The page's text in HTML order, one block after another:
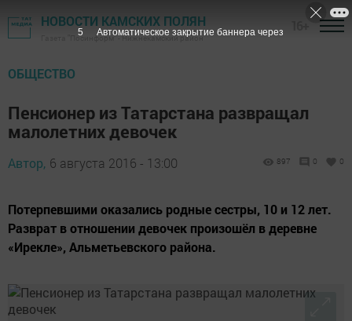
НОВОСТИ КАМСКИХ ПОЛЯН
Газета "Посинформ" - Нижнекамский район
ОБЩЕСТВО
Пенсионер из Татарстана развращал
малолетних девочек
Автор, 6 августа 2016 - 13:00 897 0 0
Потерпевшими оказались родные сестры, 10 и 12 лет.
Разврат в отношении девочек произошёл в деревне
«Ирекле», Альметьевского района.
4 Автоматическое закрытие баннера через